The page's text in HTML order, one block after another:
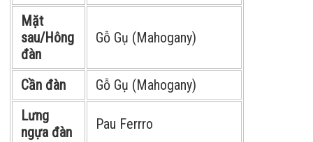
Mặt
sau/Hông
đàn
Gỗ Gụ (Mahogany)
Cần đàn
Gỗ Gụ (Mahogany)
Lưng
ngựa đàn
Pau Ferrro